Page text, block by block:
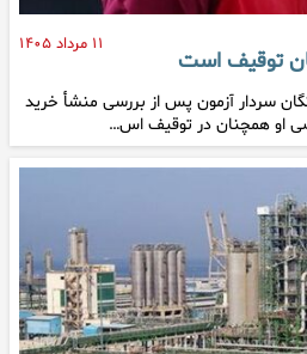
۱۱ مرداد ۱۴۰۵
توقیف است
سردار آزمون پس از بررسی منشأ خرید
او همچنان در توقیف اس…